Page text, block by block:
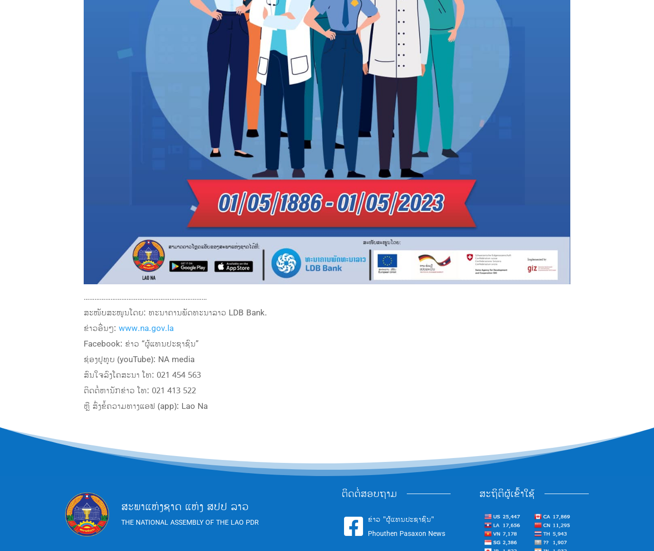
……………………………………………………………
ສະໜັບສະໜູນໂດຍ: ທະນາຄານພັດທະນາລາວ LDB Bank.
ຂ່າວອື່ນໆ: www.na.gov.la
Facebook: ຂ່າວ “ຜູ້ແທນປະຊາຊົນ”
ຊ່ອງຢູທູບ (youTube): NA media
ສົນໃຈລົງໂຄສະນາ ໂທ: 021 454 563
ຕິດຕໍ່ຫານັກຂ່າວ ໂທ: 021 413 522
ຫຼື ສົ່ງຂໍ້ຄວາມທາງແອຟ (app): Lao Na
ສະພາແຫ່ງຊາດ ແຫ່ງ ສປປ ລາວ
THE NATIONAL ASSEMBLY OF THE LAO PDR
ຕິດຕໍ່ສອບຖາມ
 ຂ່າວ "ຜູ້ແທນປະຊາຊົນ"
Phouthen Pasaxon News
ສະຖິຕິຜູ້ເຂົ້າໃຊ້